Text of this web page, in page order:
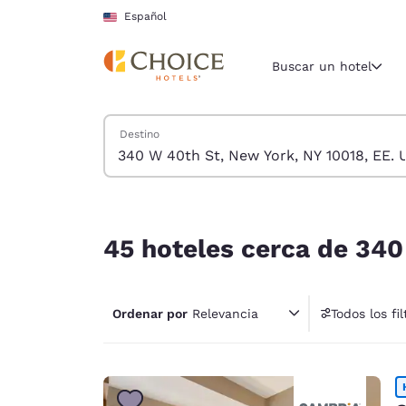
Pasar A Contenido Principal
Español
Región y
Estados
América
English
Buscar un hotel
Buscar hoteles
Destino
45 hoteles cerca de 340
Ordenar por Relevancia Todos los